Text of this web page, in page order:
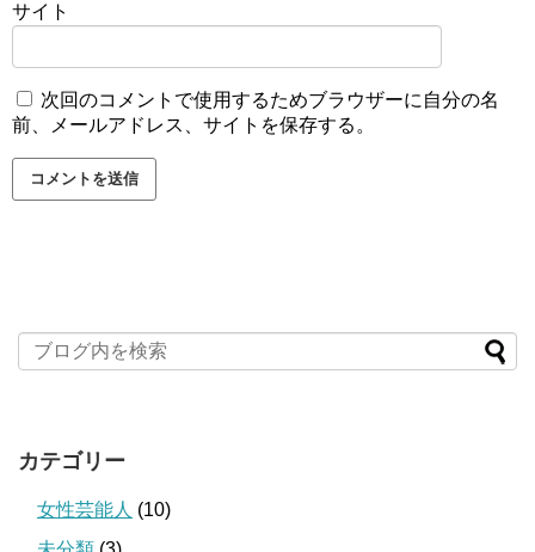
サイト
次回のコメントで使用するためブラウザーに自分の名
前、メールアドレス、サイトを保存する。
カテゴリー
女性芸能人 (10)